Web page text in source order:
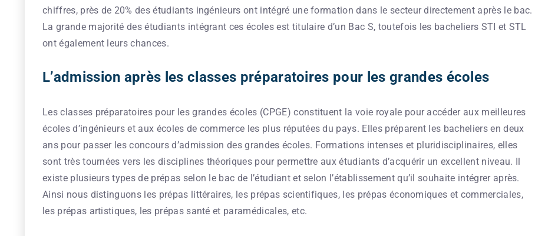
chiffres, près de 20% des étudiants ingénieurs ont intégré une formation dans le secteur directement après le bac.
La grande majorité des étudiants intégrant ces écoles est titulaire d’un Bac S, toutefois les bacheliers STI et STL
ont également leurs chances.
L’admission après les classes préparatoires pour les grandes écoles
Les classes préparatoires pour les grandes écoles (CPGE) constituent la voie royale pour accéder aux meilleures
écoles d’ingénieurs et aux écoles de commerce les plus réputées du pays. Elles préparent les bacheliers en deux
ans pour passer les concours d’admission des grandes écoles. Formations intenses et pluridisciplinaires, elles
sont très tournées vers les disciplines théoriques pour permettre aux étudiants d’acquérir un excellent niveau. Il
existe plusieurs types de prépas selon le bac de l’étudiant et selon l’établissement qu’il souhaite intégrer après.
Ainsi nous distinguons les prépas littéraires, les prépas scientifiques, les prépas économiques et commerciales,
les prépas artistiques, les prépas santé et paramédicales, etc.